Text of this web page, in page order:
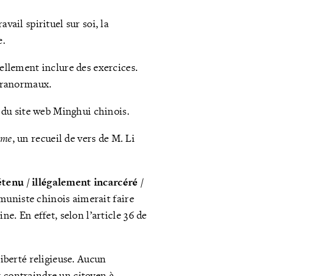
spirituel sur soi, la
inclure des exercices.
site web Minghui chinois.
, un recueil de vers de M. Li
/ illégalement incarcéré /
chinois aimerait faire
En effet, selon l’article 36 de
religieuse. Aucun